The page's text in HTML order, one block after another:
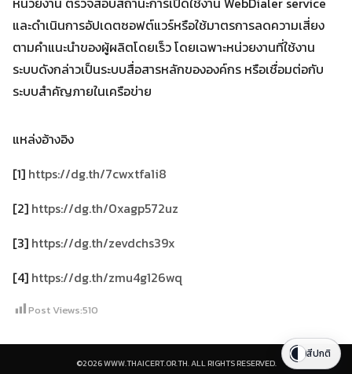
และดำเนินการอัปเดตซอฟต์แวร์หรือใช้มาตรการลดความเสี่ยง
ตามคำแนะนำของผู้ผลิตโดยเร็ว โดยเฉพาะหน่วยงานที่ใช้งาน
ระบบดังกล่าวเป็นระบบสื่อสารหลักขององค์กร หรือเชื่อมต่อกับ
ระบบสำคัญภายในเครือข่าย
แหล่งอ้างอิง
[1] https://dg.th/7cwxtfa1i8
[2] https://dg.th/0xagp572uz
[3] https://dg.th/zevdchs39x
[4] https://dg.th/zmu4g126wq
Post Views:510
©2026 WWW.THAICERT.OR.TH. ALL RIGHTS RESERVED.
สีปกติ